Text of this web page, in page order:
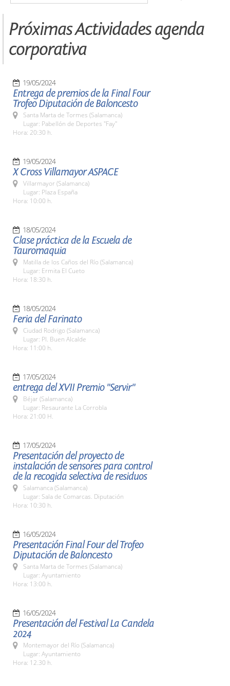
Próximas Actividades agenda
corporativa
19/05/2024
Entrega de premios de la Final Four
Trofeo Diputación de Baloncesto
Santa Marta de Tormes (Salamanca)
Lugar: Pabellón de Deportes "Fay"
Hora: 20:30 h.
19/05/2024
X Cross Villamayor ASPACE
Villarmayor (Salamanca)
Lugar: Plaza España
Hora: 10:00 h.
18/05/2024
Clase práctica de la Escuela de
Tauromaquia
Matilla de los Caños del Río (Salamanca)
Lugar: Ermita El Cueto
Hora: 18:30 h.
18/05/2024
Feria del Farinato
Ciudad Rodrigo (Salamanca)
Lugar: Pl. Buen Alcalde
Hora: 11:00 h.
17/05/2024
entrega del XVII Premio "Servir"
Béjar (Salamanca)
Lugar: Resaurante La Corrobla
Hora: 21:00 H.
17/05/2024
Presentación del proyecto de
instalación de sensores para control
de la recogida selectiva de residuos
Salamanca (Salamanca)
Lugar: Sala de Comarcas. Diputación
Hora: 10:30 h.
16/05/2024
Presentación Final Four del Trofeo
Diputación de Baloncesto
Santa Marta de Tormes (Salamanca)
Lugar: Ayuntamiento
Hora: 13:00 h.
16/05/2024
Presentación del Festival La Candela
2024
Montemayor del Río (Salamanca)
Lugar: Ayuntamiento
Hora: 12.30 h.